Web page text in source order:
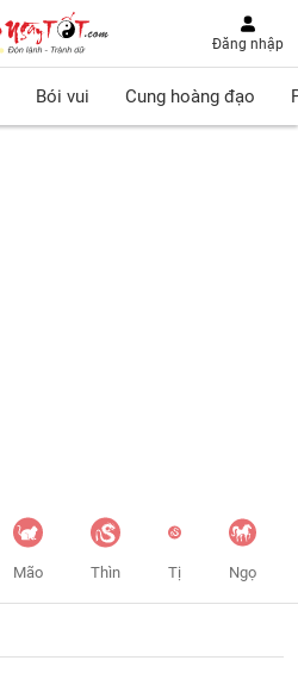
Đăng nhập
Bói vui Cung hoàng đạo
Mão Thìn Tị Ngọ